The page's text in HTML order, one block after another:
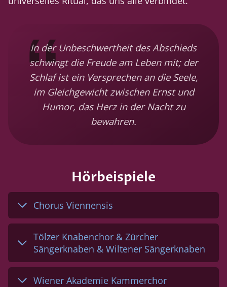
In der Unbeschwertheit des Abschieds
schwingt die Freude am Leben mit; der
Schlaf ist ein Versprechen an die Seele,
im Gleichgewicht zwischen Ernst und
Humor, das Herz in der Nacht zu
bewahren.
Hörbeispiele
Chorus Viennensis
Tölzer Knabenchor & Zürcher
Sängerknaben & Wiltener Sängerknaben
Wiener Akademie Kammerchor